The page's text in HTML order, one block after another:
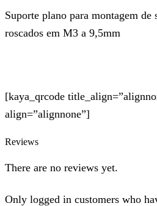
Suporte plano para montagem de
roscados em M3 a 9,5mm
[kaya_qrcode
align=”alignnone”]
Reviews
There are no reviews yet.
Only logged in customers who